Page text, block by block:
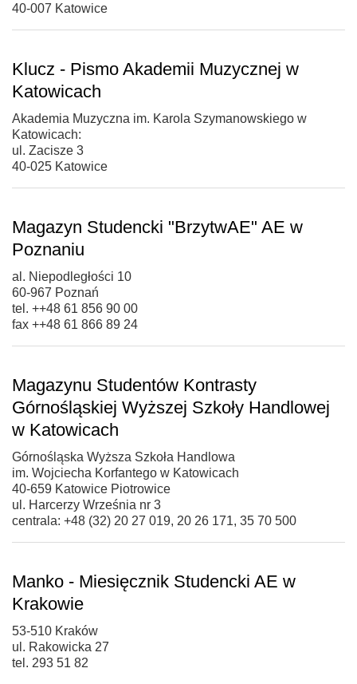
40-007 Katowice
Klucz - Pismo Akademii Muzycznej w
Katowicach
Akademia Muzyczna im. Karola Szymanowskiego w
Katowicach:
ul. Zacisze 3
40-025 Katowice
Magazyn Studencki "BrzytwAE" AE w
Poznaniu
al. Niepodległości 10
60-967 Poznań
tel. ++48 61 856 90 00
fax ++48 61 866 89 24
Magazynu Studentów Kontrasty
Górnośląskiej Wyższej Szkoły Handlowej
w Katowicach
Górnośląska Wyższa Szkoła Handlowa
im. Wojciecha Korfantego w Katowicach
40-659 Katowice Piotrowice
ul. Harcerzy Września nr 3
centrala: +48 (32) 20 27 019, 20 26 171, 35 70 500
Manko - Miesięcznik Studencki AE w
Krakowie
53-510 Kraków
ul. Rakowicka 27
tel. 293 51 82